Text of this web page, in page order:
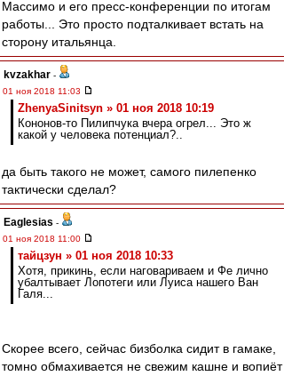
Массимо и его пресс-конференции по итогам
работы... Это просто подталкивает встать на
сторону итальянца.
kvzakhar -
01 ноя 2018 11:03
ZhenyaSinitsyn » 01 ноя 2018 10:19
Кононов-то Пилипчука вчера огрел... Это ж
какой у человека потенциал?..
да быть такого не может, самого пилепенко
тактически сделал?
Eaglesias -
01 ноя 2018 11:00
тайцзун » 01 ноя 2018 10:33
Хотя, прикинь, если наговариваем и Фе лично
убалтывает Лопотеги или Луиса нашего Ван
Галя...
Скорее всего, сейчас бизболка сидит в гамаке,
томно обмахивается не свежим кашне и вопиёт